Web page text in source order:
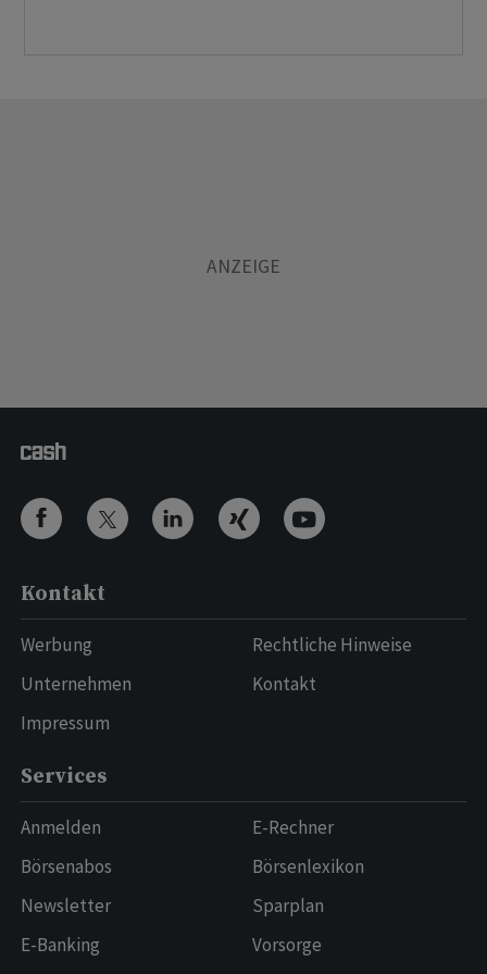
Kontakt
Werbung
Unternehmen
Impressum
Rechtliche Hinweise
Kontakt
Services
Anmelden
Börsenabos
Newsletter
E-Banking
E-Rechner
Börsenlexikon
Sparplan
Vorsorge